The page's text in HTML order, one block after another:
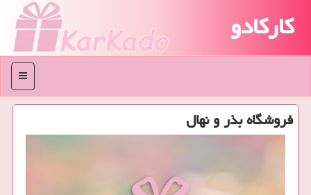
کارکادو
منو
فروشگاه بذر و نهال